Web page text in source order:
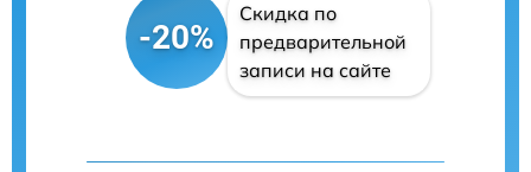
-20%
Скидка по
предварительной
записи на сайте